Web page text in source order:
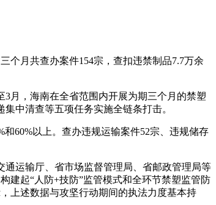
月共查办案件154宗，查扣违禁制品7.7万余
月，海南在全省范围内开展为期三个月的禁塑
中清查等五项任务实施全链条打击。
60%以上。查办违规运输案件52宗、违规储存
运输厅、省市场监督管理局、省邮政管理局等
建起“人防+技防”监管模式和全环节禁塑监管防
上述数据与攻坚行动期间的执法力度基本持